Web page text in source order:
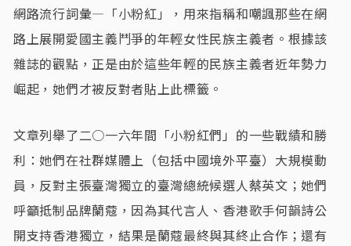
網路流行詞彙—「小粉紅」，用來指稱和嘲諷那些在網
路上展開愛國主義鬥爭的年輕女性民族主義者。根據該
雜誌的觀點，正是由於這些年輕的民族主義者近年勢力
崛起，她們才被反對者貼上此標籤。
文章列舉了二○一六年間「小粉紅們」的一些戰績和勝
利：她們在社群媒體上（包括中國境外平臺）大規模動
員，反對主張臺灣獨立的臺灣總統候選人蔡英文；她們
呼籲抵制品牌蘭蔻，因為其代言人、香港歌手何韻詩公
開支持香港獨立，結果是蘭蔻最終與其終止合作；還有